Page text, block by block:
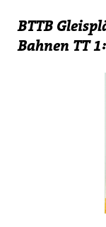
BTTB
Bahnen TT